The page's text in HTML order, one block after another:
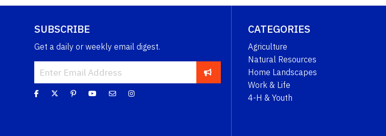
SUBSCRIBE
Get a daily or weekly email digest.
CATEGORIES
Agriculture
Natural Resources
Home Landscapes
Work & Life
4-H & Youth